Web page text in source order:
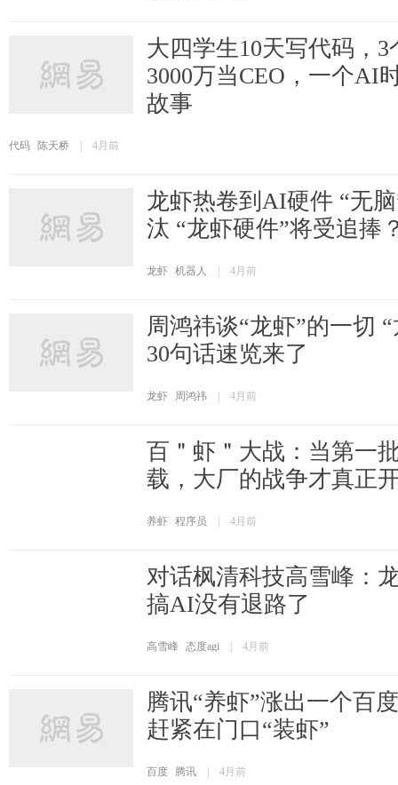
大四学生10天写代码，3
3000万当CEO，一个AI
故事
代码 陈天桥 4月前
龙虾热卷到AI硬件 “无
汰 “龙虾硬件”将受追捧
龙虾 机器人 4月前
周鸿祎谈“龙虾”的一切
30句话速览来了
龙虾 周鸿祎 4月前
百＂虾＂大战：当第一
载，大厂的战争才真正
养虾 程序员 4月前
对话枫清科技高雪峰：
搞AI没有退路了
高雪峰 态度agi 4月前
腾讯“养虾”涨出一个百
赶紧在门口“装虾”
百度 腾讯 4月前